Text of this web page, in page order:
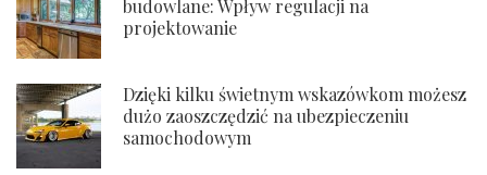
budowlane: Wpływ regulacji na
projektowanie
Dzięki kilku świetnym wskazówkom możesz
dużo zaoszczędzić na ubezpieczeniu
samochodowym